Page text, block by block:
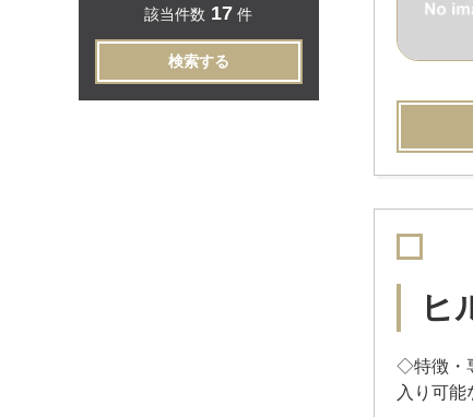
ヒ
◇特徴・
入り可
該当件数 17 件
検索する